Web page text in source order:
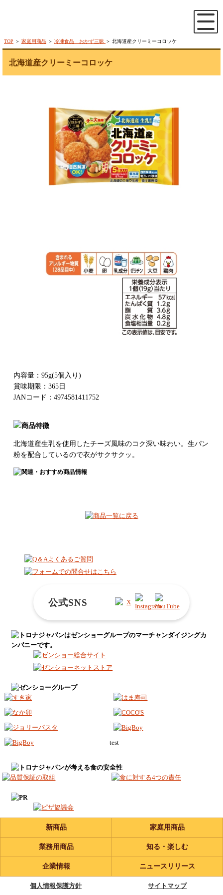
TOP ＞ 家庭用商品 ＞ 冷凍食品 おかず三昧 ＞ 北海道産クリーミーコロッケ
北海道産クリーミーコロッケ
内容量：95g(5個入り)
賞味期限：365日
JANコード：4974581411752
北海道産生乳を使用したチーズ風味のコク深い味わい。生パン
粉を配合しているので衣がサクサクッ。
公式SNS
test
新商品 家庭用商品
業務用商品 知る・楽しむ
企業情報 ニュースリリース
個人情報保護方針 サイトマップ